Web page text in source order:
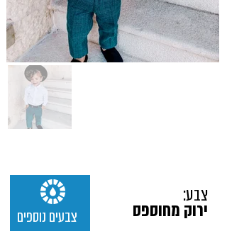
ירוק מחוספס
צבע:
צבעים נוספים